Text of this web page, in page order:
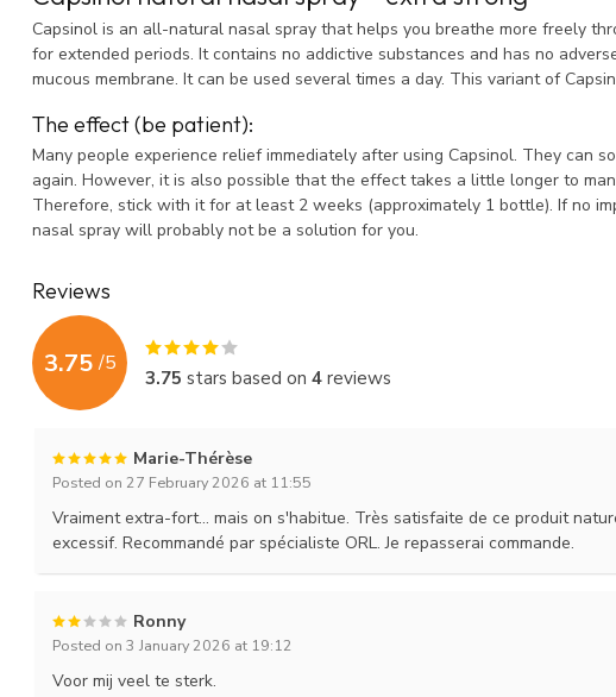
Capsinol is an all-natural nasal spray that helps you breathe more freely
for extended periods. It contains no addictive substances and has no
mucous membrane. It can be used several times a day. This variant of
The effect (be patient):
Many people experience relief immediately after using Capsinol. They can
again. However, it is also possible that the effect takes a little longer to
Therefore, stick with it for at least 2 weeks (approximately 1 bottle). If no
nasal spray will probably not be a solution for you.
Reviews
3.75 /5
3.75 stars based on 4reviews
Marie-Thérèse
Posted on 27 February 2026 at 11:55
Vraiment extra-fort... mais on s'habitue. Très satisfaite de ce produit
excessif. Recommandé par spécialiste ORL. Je repasserai commande.
Ronny
Posted on 3 January 2026 at 19:12
Voor mij veel te sterk.